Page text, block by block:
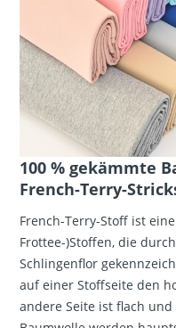
100 % gekämmte
French-Terry-
French-Terry-Stoff ist
Frottee-)Stoffen, die
Schlingenflor
auf einer Stoffseite den
andere Seite ist flach